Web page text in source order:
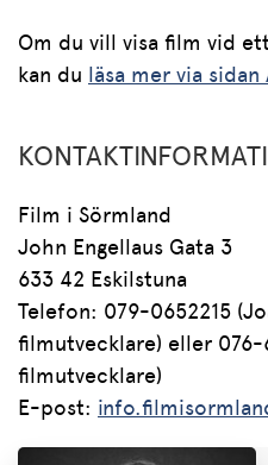
Om du vill visa film vid
kan du läsa mer via sidan
Film i Sörmland
John Engellaus Gata 3
633 42 Eskilstuna
Telefon: 079-0652215
filmutvecklare) eller 076-
filmutvecklare)
E-post: